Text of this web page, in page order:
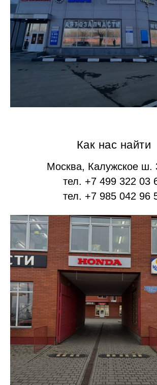
Как нас найти
Москва, Калужское ш.
тел. +7 499 322 03
тел. +7 985 042 96